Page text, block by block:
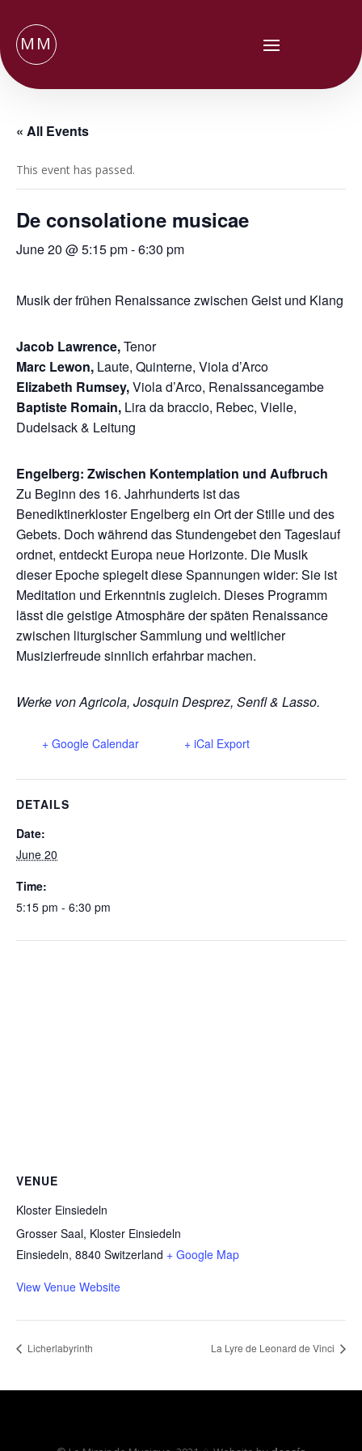
MM
« All Events
This event has passed.
De consolatione musicae
June 20 @ 5:15 pm-6:30 pm
Musik der frühen Renaissance zwischen Geist und Klang
Jacob Lawrence,Tenor
Marc Lewon, Laute, Quinterne, Viola d’Arco
Elizabeth Rumsey,Viola d’Arco, Renaissancegambe
Baptiste Romain, Lira da braccio, Rebec, Vielle,
Dudelsack & Leitung
Engelberg: Zwischen Kontemplation und Aufbruch
Zu Beginn des 16. Jahrhunderts ist das
Benediktinerkloster Engelberg ein Ort der Stille und des
Gebets. Doch während das Stundengebet den Tageslauf
ordnet, entdeckt Europa neue Horizonte. Die Musik
dieser Epoche spiegelt diese Spannungen wider: Sie ist
Meditation und Erkenntnis zugleich. Dieses Programm
lässt die geistige Atmosphäre der späten Renaissance
zwischen liturgischer Sammlung und weltlicher
Musizierfreude sinnlich erfahrbar machen.
Werke von Agricola, Josquin Desprez, Senfl & Lasso.
+ Google Calendar + iCal Export
DETAILS
Date:
June 20
Time:
5:15 pm - 6:30 pm
VENUE
Kloster Einsiedeln
Grosser Saal, Kloster Einsiedeln
Einsiedeln, 8840 Switzerland + Google Map
View Venue Website
Licherlabyrinth La Lyre de Leonard de Vinci